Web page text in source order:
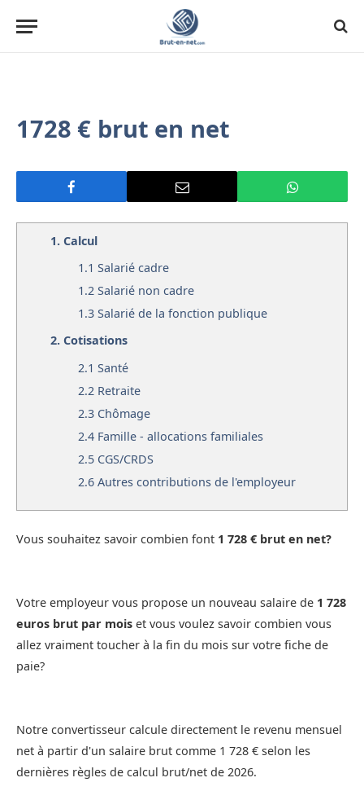
1728 € brut en net
1. Calcul
1.1 Salarié cadre
1.2 Salarié non cadre
1.3 Salarié de la fonction publique
2. Cotisations
2.1 Santé
2.2 Retraite
2.3 Chômage
2.4 Famille - allocations familiales
2.5 CGS/CRDS
2.6 Autres contributions de l'employeur
Vous souhaitez savoir combien font 1 728 € brut en net?
Votre employeur vous propose un nouveau salaire de 1 728
euros brut par mois et vous voulez savoir combien vous
allez vraiment toucher à la fin du mois sur votre fiche de
paie?
Notre convertisseur calcule directement le revenu mensuel
net à partir d'un salaire brut comme 1 728 € selon les
dernières règles de calcul brut/net de 2026.